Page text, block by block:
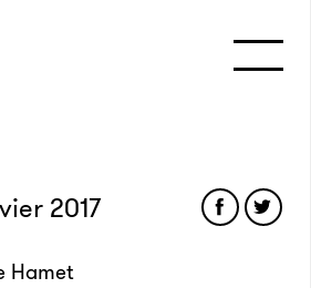
2017
Hamet